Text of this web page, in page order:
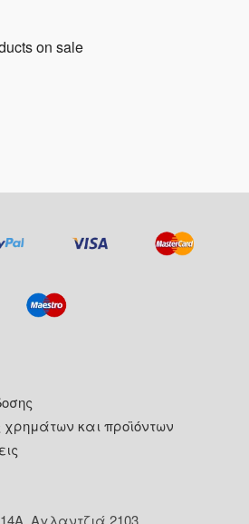
on sale
χρημάτων και προϊόντων